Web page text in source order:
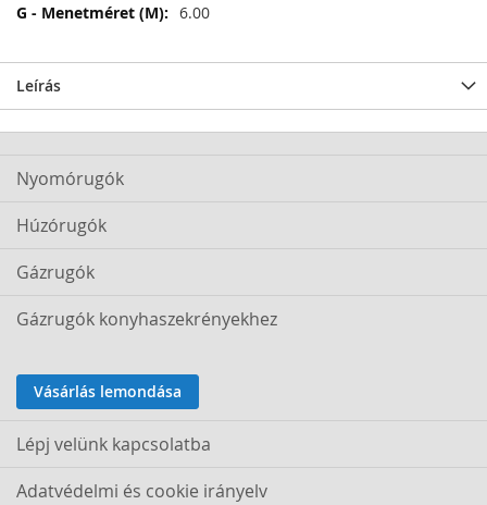
6.00
Leírás
Nyomórugók
Húzórugók
Gázrugók
Gázrugók konyhaszekrényekhez
Vásárlás lemondása
Lépj velünk kapcsolatba
Adatvédelmi és cookie irányelv